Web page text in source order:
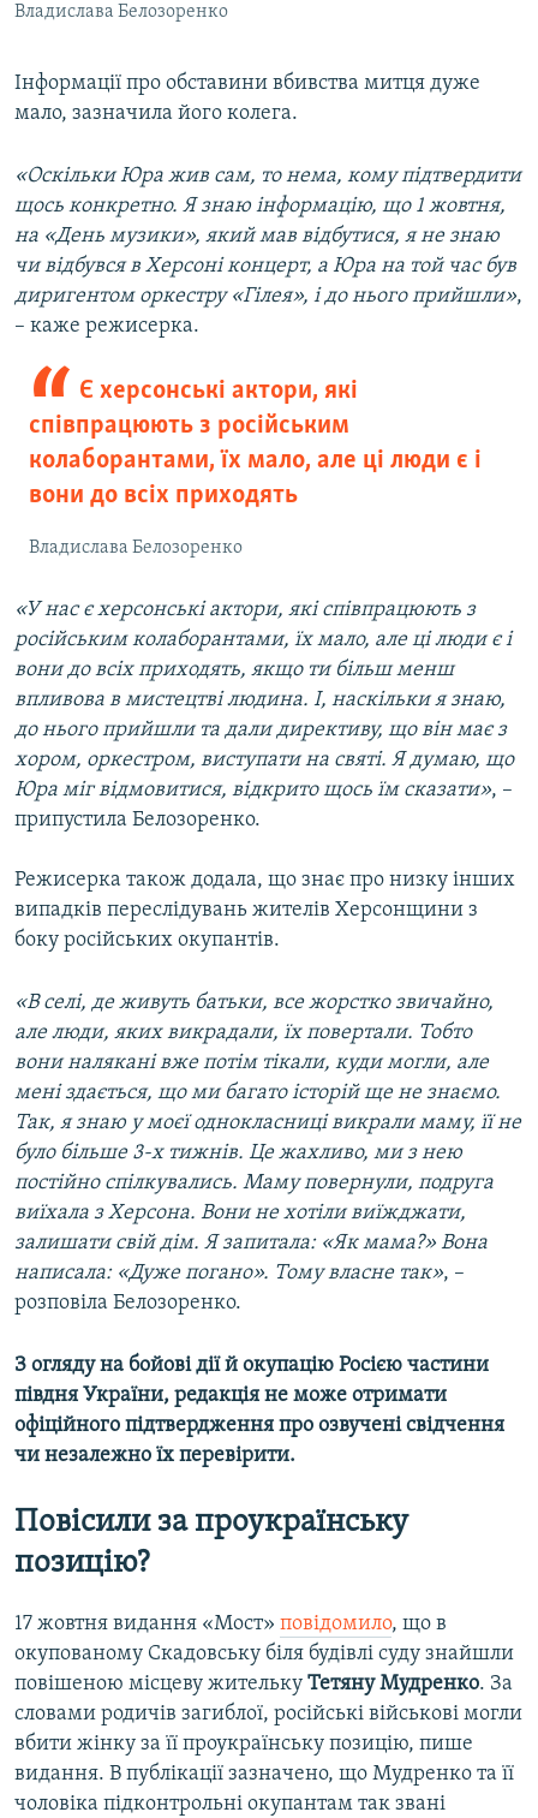
Владислава Белозоренко
Інформації про обставини вбивства митця дуже
мало, зазначила його колега.
«Оскільки Юра жив сам, то нема, кому підтвердити
щось конкретно. Я знаю інформацію, що 1 жовтня,
на «День музики», який мав відбутися, я не знаю
чи відбувся в Херсоні концерт, а Юра на той час був
диригентом оркестру «Гілея», і до нього прийшли»,
– каже режисерка.
Є херсонські актори, які
співпрацюють з російським
колаборантами, їх мало, але ці люди є і
вони до всіх приходять
Владислава Белозоренко
«У нас є херсонські актори, які співпрацюють з
російським колаборантами, їх мало, але ці люди є і
вони до всіх приходять, якщо ти більш менш
впливова в мистецтві людина. І, наскільки я знаю,
до нього прийшли та дали директиву, що він має з
хором, оркестром, виступати на святі. Я думаю, що
Юра міг відмовитися, відкрито щось їм сказати», –
припустила Белозоренко.
Режисерка також додала, що знає про низку інших
випадків переслідувань жителів Херсонщини з
боку російських окупантів.
«В селі, де живуть батьки, все жорстко звичайно,
але люди, яких викрадали, їх повертали. Тобто
вони налякані вже потім тікали, куди могли, але
мені здається, що ми багато історій ще не знаємо.
Так, я знаю у моєї однокласниці викрали маму, її не
було більше 3-х тижнів. Це жахливо, ми з нею
постійно спілкувались. Маму повернули, подруга
виїхала з Херсона. Вони не хотіли виїжджати,
залишати свій дім. Я запитала: «Як мама?» Вона
написала: «Дуже погано». Тому власне так», –
розповіла Белозоренко.
З огляду на бойові дії й окупацію Росією частини
півдня України, редакція не може отримати
офіційного підтвердження про озвучені свідчення
чи незалежно їх перевірити.
Повісили за проукраїнську
позицію?
17 жовтня видання «Мост» повідомило, що в
окупованому Скадовську біля будівлі суду знайшли
повішеною місцеву жительку Тетяну Мудренко. За
словами родичів загиблої, російські військові могли
вбити жінку за її проукраїнську позицію, пише
видання. В публікації зазначено, що Мудренко та її
чоловіка підконтрольні окупантам так звані